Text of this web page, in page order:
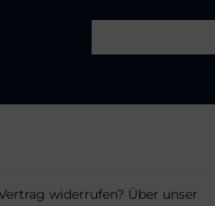
widerrufen? Über unser